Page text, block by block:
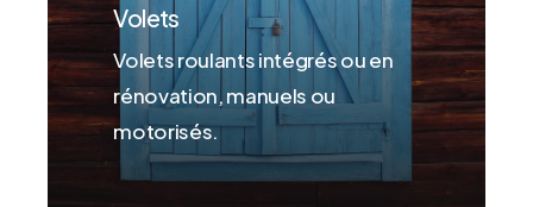
Volets
Volets roulants intégrés ou en
rénovation, manuels ou
motorisés.